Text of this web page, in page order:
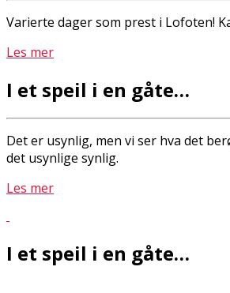
Varierte dager som prest i Lofoten!
Les mer
I et speil i en gåte…
Det er usynlig, men vi ser hva det
det usynlige synlig.
Les mer
I et speil i en gåte…